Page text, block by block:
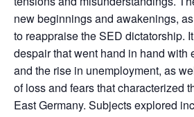
new beginnings and awakenings,
to reappraise the SED dictatorship.
despair that went hand in hand with
and the rise in unemployment, as
of loss and fears that characterized
East Germany. Subjects explored